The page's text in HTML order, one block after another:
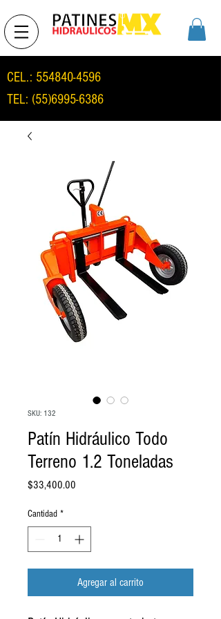
CEL.: 554840-4596
TEL: (55)6995-6386
SKU: 132
Patín Hidráulico Todo
Terreno 1.2 Toneladas
$33,400.00
Cantidad *
Agregar al carrito